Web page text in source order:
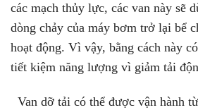
các mạch thủy lực, các van này sẽ
dòng chảy của máy bơm trở lại bể
hoạt động. Vì vậy, bằng cách này
tiết kiệm năng lượng vì giảm tải
Van dỡ tải có thể được vận hành